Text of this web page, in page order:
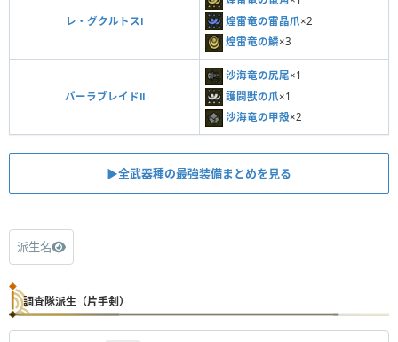
レ・グクルトスⅠ
煌雷竜の雷晶爪×2
煌雷竜の鱗×3
バーラブレイドⅡ
沙海竜の尻尾×1
護闢獣の爪×1
沙海竜の甲殻×2
▶︎全武器種の最強装備まとめを見る
派生名
調査隊派生（片手剣）